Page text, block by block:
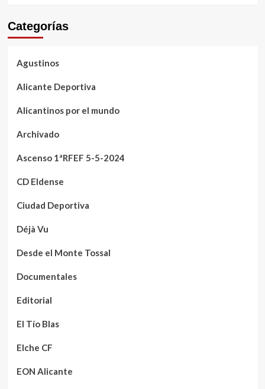
Categorías
Agustinos
Alicante Deportiva
Alicantinos por el mundo
Archivado
Ascenso 1ªRFEF 5-5-2024
CD Eldense
Ciudad Deportiva
Déjà Vu
Desde el Monte Tossal
Documentales
Editorial
El Tío Blas
Elche CF
EON Alicante